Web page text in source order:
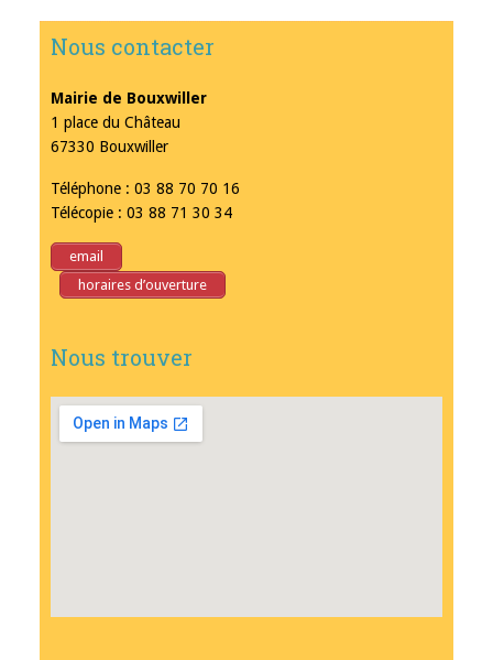
Nous contacter
Mairie de Bouxwiller
1 place du Château
67330 Bouxwiller
Téléphone : 03 88 70 70 16
Télécopie : 03 88 71 30 34
email
horaires d’ouverture
Nous trouver